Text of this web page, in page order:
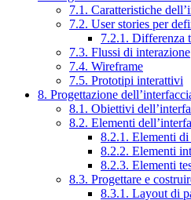
7.1. Caratteristiche
7.2. User stories per
7.2.1. Differenza
7.3. Flussi di interazione
7.4. Wireframe
7.5. Prototipi interattivi
8. Progettazione
8.1. Obiettivi
8.2. Elementi
8.2.1. Elementi
8.2.2. Elementi
8.2.3. Elementi
8.3. Progettare e
8.3.1. Layout di